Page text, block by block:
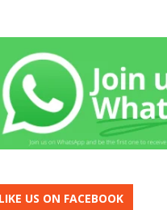
LIKE US ON FACEBOOK